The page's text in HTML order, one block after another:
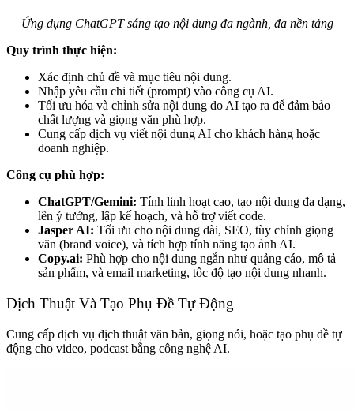
Ứng dụng ChatGPT sáng tạo nội dung đa ngành, đa nền tảng
Quy trình thực hiện:
Xác định chủ đề và mục tiêu nội dung.
Nhập yêu cầu chi tiết (prompt) vào công cụ AI.
Tối ưu hóa và chỉnh sửa nội dung do AI tạo ra để đảm bảo
chất lượng và giọng văn phù hợp.
Cung cấp dịch vụ viết nội dung AI cho khách hàng hoặc
doanh nghiệp.
Công cụ phù hợp:
ChatGPT/Gemini: Tính linh hoạt cao, tạo nội dung đa dạng,
lên ý tưởng, lập kế hoạch, và hỗ trợ viết code.
Jasper AI: Tối ưu cho nội dung dài, SEO, tùy chỉnh giọng
văn (brand voice), và tích hợp tính năng tạo ảnh AI.
Copy.ai: Phù hợp cho nội dung ngắn như quảng cáo, mô tả
sản phẩm, và email marketing, tốc độ tạo nội dung nhanh.
Dịch Thuật Và Tạo Phụ Đề Tự Động
Cung cấp dịch vụ dịch thuật văn bản, giọng nói, hoặc tạo phụ đề tự
động cho video, podcast bằng công nghệ AI.